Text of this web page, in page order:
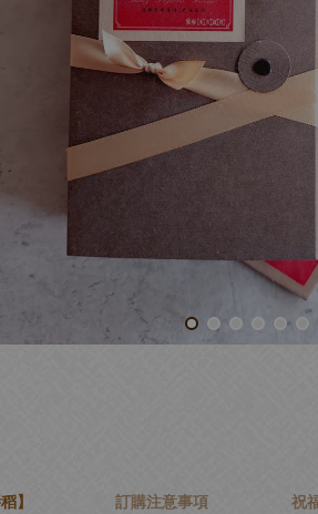
】 訂購注意事項 祝